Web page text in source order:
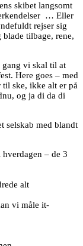
skibet langsomt
… Eller
rejser sig
tilbage, rene,
gang vi skal til at
Here goes – med
ske, ikke alt er på
og ja di da di
selskab med blandt
– de 3
alt
vi måle it-